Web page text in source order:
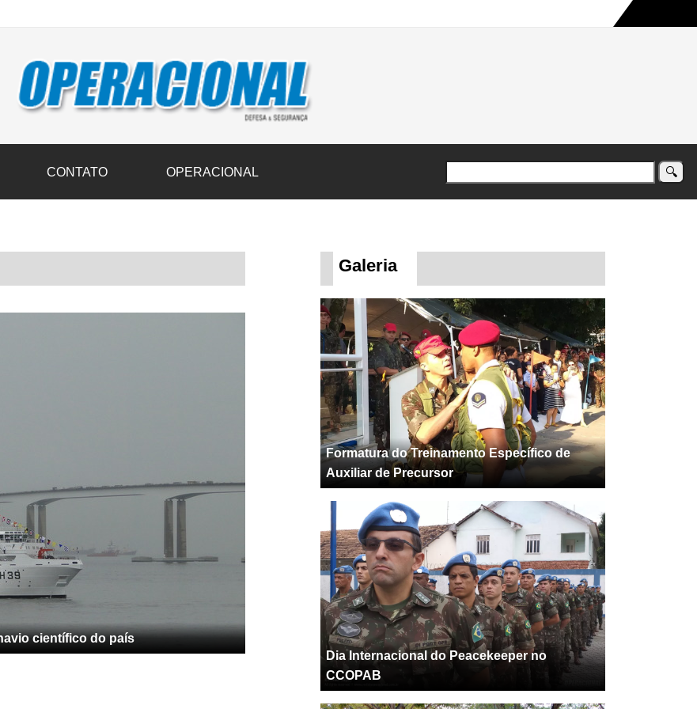
transportam 3,6 mil toneladas de donativos ao Rio Grande do Sul na maior campanha humanitária já registrada no país
CONTATO OPERACIONAL
científico do país
Galeria
Formatura do Treinamento Específico de
Auxiliar de Precursor
Dia Internacional do Peacekeeper no
CCOPAB